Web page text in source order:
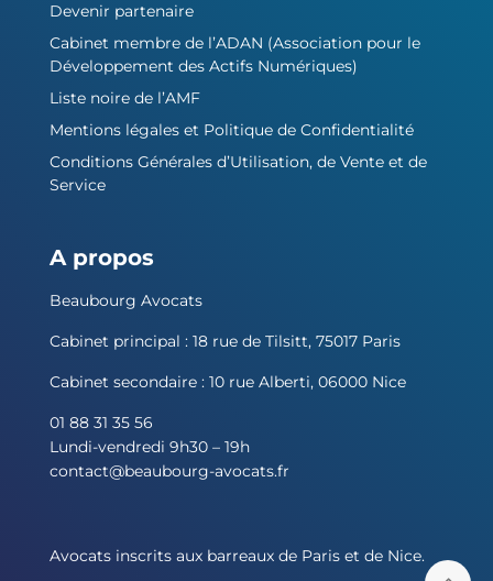
Devenir partenaire
Cabinet membre de l’ADAN (Association pour le
Développement des Actifs Numériques)
Liste noire de l’AMF
Mentions légales et Politique de Confidentialité
Conditions Générales d’Utilisation, de Vente et de
Service
A propos
Beaubourg Avocats
Cabinet principal : 18 rue de Tilsitt, 75017 Paris
Cabinet secondaire : 10 rue Alberti, 06000 Nice
01 88 31 35 56
Lundi-vendredi 9h30 – 19h
contact@beaubourg-avocats.fr
Avocats inscrits aux barreaux de Paris et de Nice.